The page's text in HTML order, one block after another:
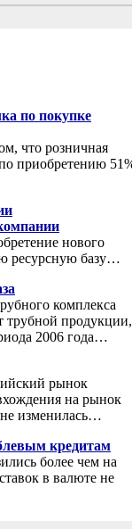
по покупке
что розничная
приобретению
нового
ресурсную базу…
комплекса
трубной продукции,
2006 года…
рынок
на рынок
изменилась…
кредитам
более чем на
в валюте не